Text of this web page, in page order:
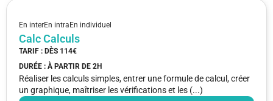
En interEn intraEn individuel
Calc Calculs
TARIF : DÈS 114€
DURÉE : À PARTIR DE 2H
Réaliser les calculs simples, entrer une formule de calcul, créer
un graphique, maîtriser les vérifications et les (...)